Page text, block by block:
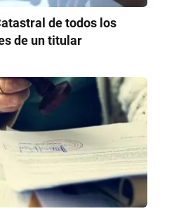
de todos los
de un titular